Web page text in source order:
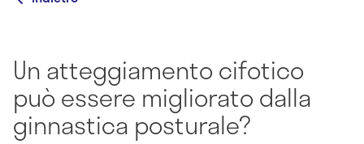
Un atteggiamento cifotico
può essere migliorato dalla
ginnastica posturale?